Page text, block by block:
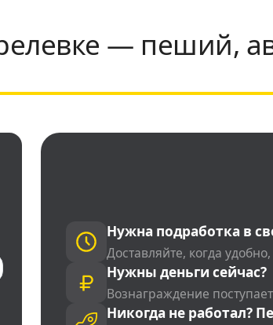
— пеший,
Нужна подработка в
Доставляйте, когда
Нужны деньги сейчас?
Вознаграждение
Никогда не работал?